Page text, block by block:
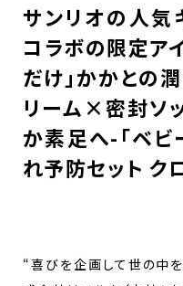
サンリオの人気
コラボの限定ア
だけ」かかとの
リーム×密封ソ
か素足へ-「ベビ
れ予防セット ク
“喜びを企画して世の中